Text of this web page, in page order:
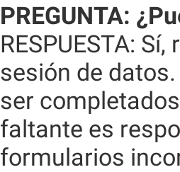
PREGUNTA:
RESPUESTA:
sesión de
ser
faltante es
formularios